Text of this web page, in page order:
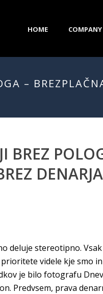
HOME COMPANY
–
BREZ
DENARJA
deluje stereotipno.
videle kje smo
je bilo fotografu
Predvsem, prava